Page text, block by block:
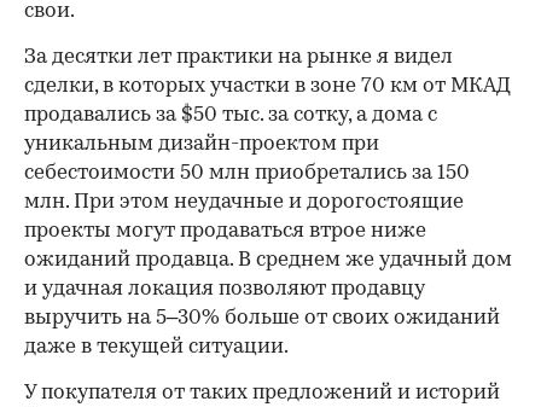
свои.
За десятки лет практики на рынке я видел
сделки, в которых участки в зоне 70 км от МКАД
продавались за $50 тыс. за сотку, а дома с
уникальным дизайн-проектом при
себестоимости 50 млн приобретались за 150
млн. При этом неудачные и дорогостоящие
проекты могут продаваться втрое ниже
ожиданий продавца. В среднем же удачный дом
и удачная локация позволяют продавцу
выручить на 5–30% больше от своих ожиданий
даже в текущей ситуации.
У покупателя от таких предложений и историй